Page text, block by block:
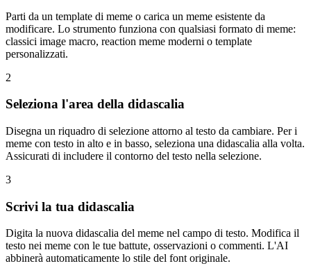
Parti da un template di meme o carica un meme esistente da
modificare. Lo strumento funziona con qualsiasi formato di meme:
classici image macro, reaction meme moderni o template
personalizzati.
2
Seleziona l'area della didascalia
Disegna un riquadro di selezione attorno al testo da cambiare. Per i
meme con testo in alto e in basso, seleziona una didascalia alla volta.
Assicurati di includere il contorno del testo nella selezione.
3
Scrivi la tua didascalia
Digita la nuova didascalia del meme nel campo di testo. Modifica il
testo nei meme con le tue battute, osservazioni o commenti. L'AI
abbinerà automaticamente lo stile del font originale.